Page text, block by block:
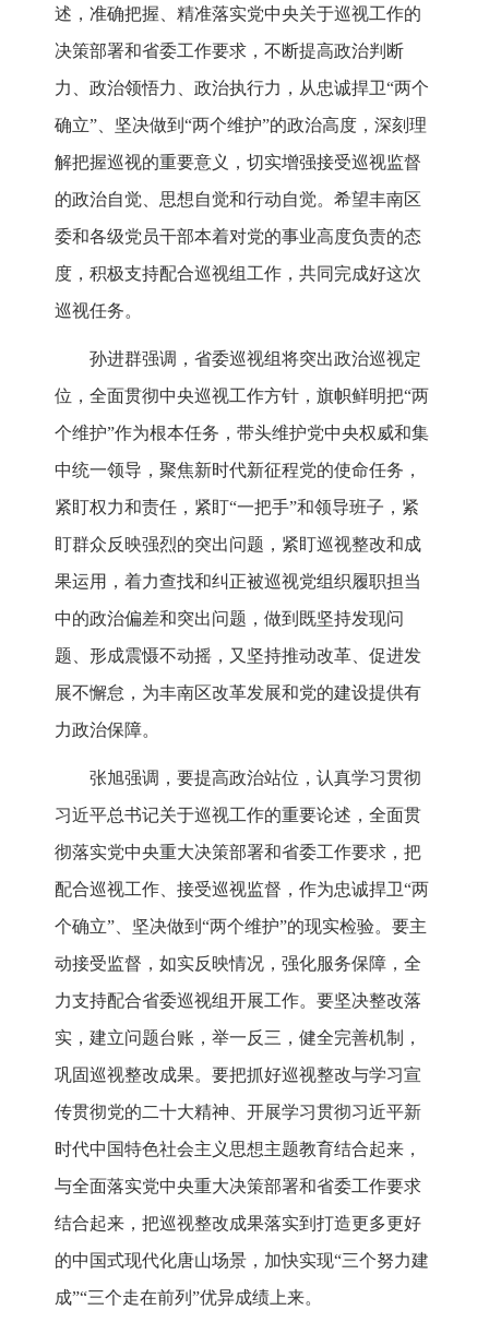
述，准确把握、精准落实党中央关于巡视工作的
决策部署和省委工作要求，不断提高政治判断
力、政治领悟力、政治执行力，从忠诚捍卫“两个
确立”、坚决做到“两个维护”的政治高度，深刻理
解把握巡视的重要意义，切实增强接受巡视监督
的政治自觉、思想自觉和行动自觉。希望丰南区
委和各级党员干部本着对党的事业高度负责的态
度，积极支持配合巡视组工作，共同完成好这次
巡视任务。
孙进群强调，省委巡视组将突出政治巡视定
位，全面贯彻中央巡视工作方针，旗帜鲜明把“两
个维护”作为根本任务，带头维护党中央权威和集
中统一领导，聚焦新时代新征程党的使命任务，
紧盯权力和责任，紧盯“一把手”和领导班子，紧
盯群众反映强烈的突出问题，紧盯巡视整改和成
果运用，着力查找和纠正被巡视党组织履职担当
中的政治偏差和突出问题，做到既坚持发现问
题、形成震慑不动摇，又坚持推动改革、促进发
展不懈怠，为丰南区改革发展和党的建设提供有
力政治保障。
张旭强调，要提高政治站位，认真学习贯彻
习近平总书记关于巡视工作的重要论述，全面贯
彻落实党中央重大决策部署和省委工作要求，把
配合巡视工作、接受巡视监督，作为忠诚捍卫“两
个确立”、坚决做到“两个维护”的现实检验。要主
动接受监督，如实反映情况，强化服务保障，全
力支持配合省委巡视组开展工作。要坚决整改落
实，建立问题台账，举一反三，健全完善机制，
巩固巡视整改成果。要把抓好巡视整改与学习宣
传贯彻党的二十大精神、开展学习贯彻习近平新
时代中国特色社会主义思想主题教育结合起来，
与全面落实党中央重大决策部署和省委工作要求
结合起来，把巡视整改成果落实到打造更多更好
的中国式现代化唐山场景，加快实现“三个努力建
成”“三个走在前列”优异成绩上来。